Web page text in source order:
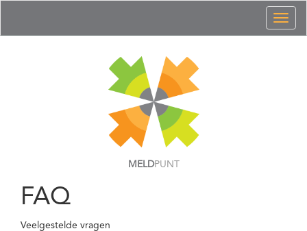
MELDPUNT
FAQ
Veelgestelde vragen